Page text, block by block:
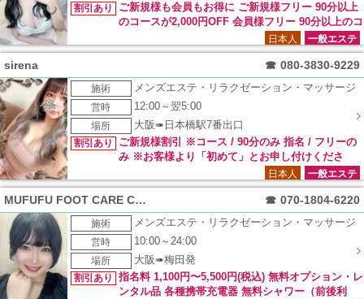
割引あり
ご新規様も会員もお得に ご新規様フリー 90分以上
のコースが2,000円OFF 会員様フリー 90分以上のコ
ースが1,000円OFF ご新規様・リピーター様共に 利用可能なイ
ベントになります。 ＊他のイベントと併用不可 ＊90分以上の
コースが対象 新人セラピスト限定 90分以上のコースが2,000
円OFF ご新規様・リピーター様共に 利用可能なイベントにな
ります。 ＊NEWマークが付いているセラピストが対象 ＊本指
名の方は適応外 ＊他のイベントと併用不可 ＊90分以上のコー
スが対象 FFランド未体験のお客様へ フリー 2,000円OFF10分
サービス パネル指名 1,000円OFF10分サービス ご新規様限定
のイベントになります。 ＊特別指名対象外 ＊他のイベントと
併用不可 ＊90分以上のコースが対象 みんなで行こうよOFFラ
ンド 2名様で…1,000円OFF 3名様で…2,000円OFF 4名様で…
3,000円OFF ご新規様・リピーター様共に 利用可能なイベント
になります。 ＊本指名・特別指名対象外 ＊他のイベントと併
用不可 ＊90分以上のコースが対象
一般エステ
日本人
sirena ☎ 080-3830-9229
施術
メンズエステ・リラクゼーション・マッサージ
営時
12:00～翌5:00
場所
大阪➠日本橋駅7番出口
割引あり
ご新規様割引 ※コース / 90分のみ 指名 / フリーの
み ※お客様より「初めて」とお申し付けくださ
一般エステ
日本人
MUFUFU FOOT CARE Center ☎ 070-1804-6220
施術
メンズエステ・リラクゼーション・マッサージ
営時
10:00～24:00
場所
大阪➠梅田発
割引あり
指名料 1,100円〜5,500円(税込) 無料オプション・レ
ンタル品 各種携帯充電器 無料シャワー（前後利